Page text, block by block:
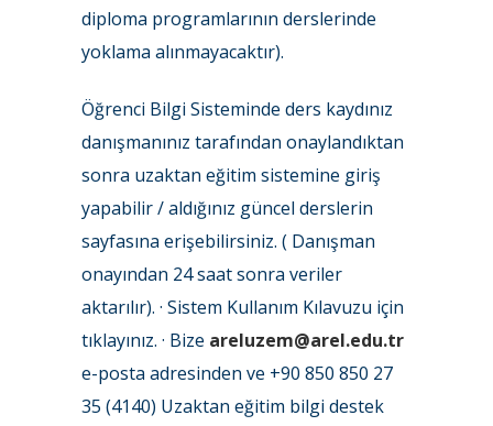
diploma programlarının derslerinde
yoklama alınmayacaktır).
Öğrenci Bilgi Sisteminde ders kaydınız
danışmanınız tarafından onaylandıktan
sonra uzaktan eğitim sistemine giriş
yapabilir / aldığınız güncel derslerin
sayfasına erişebilirsiniz. ( Danışman
onayından 24 saat sonra veriler
aktarılır). · Sistem Kullanım Kılavuzu için
tıklayınız. · Bize areluzem@arel.edu.tr
e-posta adresinden ve +90 850 850 27
35 (4140) Uzaktan eğitim bilgi destek